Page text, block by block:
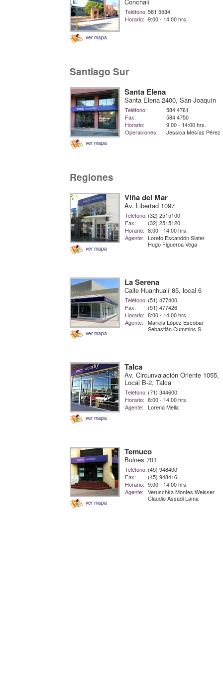
ver mapa
Teléfono:581 5534
Horario: 9:00 - 14:00 hrs.
Santiago Sur
ver mapa
Santa Elena
Santa Elena 2400, San Joaquín
Teléfono:
584 4761
Fax:
584 4750
Horario:
9:00 - 14:00 hrs.
Operaciones:
Jessica Mesías Pérez
Regiones
ver mapa
Viña del Mar
Av. Libertad 1097
Teléfono: (32) 2515100
Fax:
(32) 2515120
Horario: 8:00 - 14:00 hrs.
Agente:
Loreto Escandón Slater
Hugo Figueroa Vega
ver mapa
La Serena
Calle Huanhualí 85, local 6
Teléfono: (51) 477400
Fax:
(51) 477426
Horario: 8:00 - 14:00 hrs.
Agente:
Mariela López Escobar
Sebastián Cummins S.
ver mapa
Talca
Av. Circunvalación Oriente 1055,
Local B-2, Talca
Teléfono: (71) 344600
Horario: 8:00 - 14:00 hrs.
Agente:
Lorena Mella
ver mapa
Temuco
Bulnes 701
Teléfono: (45) 948400
Fax:
(45) 948416
Horario: 9:00 - 14:00 hrs.
Agente:
Veruschka Montes Weisser
Claudio Assadi Lama